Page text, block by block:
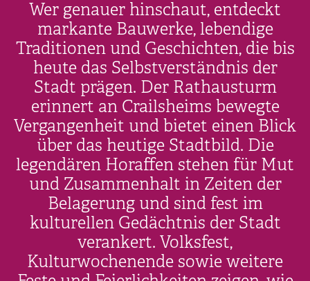
Wer genauer hinschaut, entdeckt
markante Bauwerke, lebendige
Traditionen und Geschichten, die bis
heute das Selbstverständnis der
Stadt prägen. Der Rathausturm
erinnert an Crailsheims bewegte
Vergangenheit und bietet einen Blick
über das heutige Stadtbild. Die
legendären Horaffen stehen für Mut
und Zusammenhalt in Zeiten der
Belagerung und sind fest im
kulturellen Gedächtnis der Stadt
verankert. Volksfest,
Kulturwochenende sowie weitere